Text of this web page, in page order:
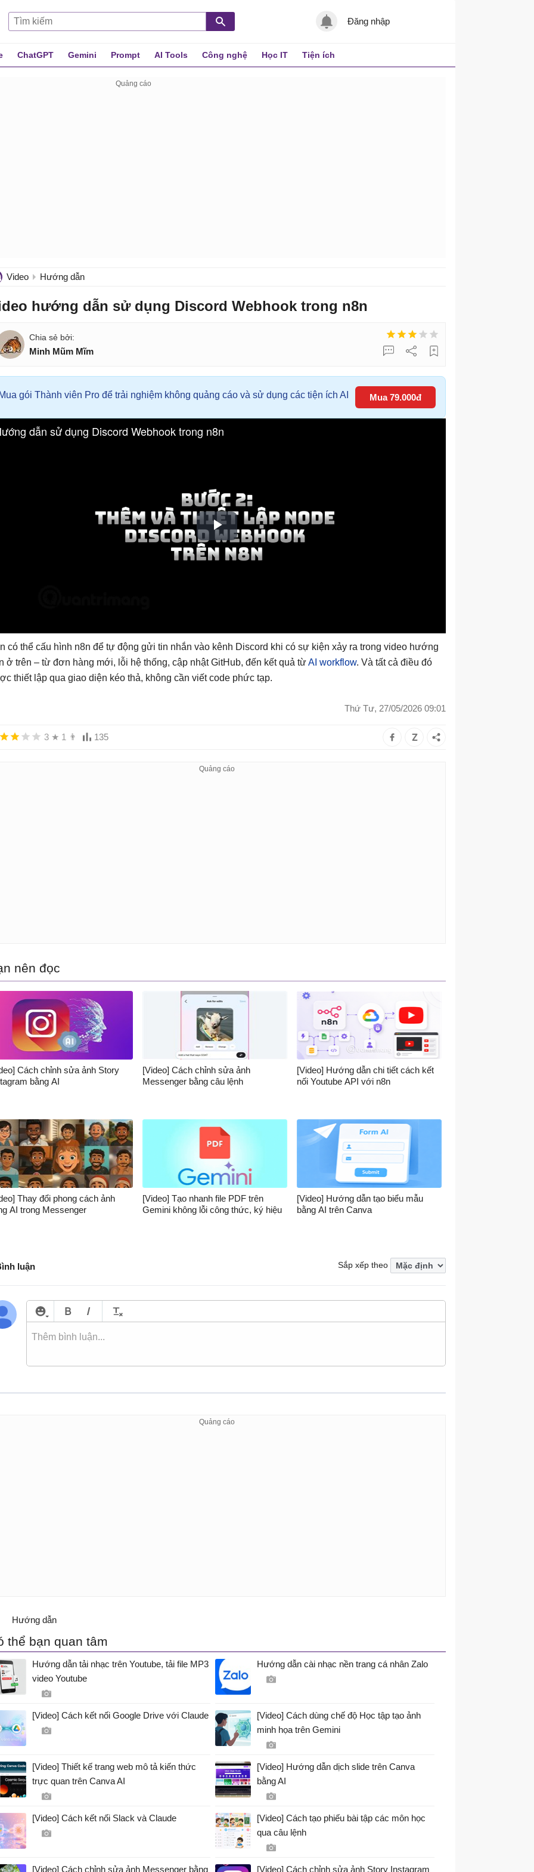
Đăng nhập
ChatGPT Gemini Prompt AI Tools Công nghệ Học IT Tiện ích
Video Hướng dẫn
hướng dẫn sử dụng Discord Webhook trong n8n
Minh Mũm Mĩm
gói Thành viên Pro để trải nghiệm không quảng cáo và sử dụng các tiện ích AI Mua 79.000đ
có thể cấu hình n8n để tự động gửi tin nhắn vào kênh Discord khi có sự kiện xảy ra trong video hướng
ở trên – từ đơn hàng mới, lỗi hệ thống, cập nhật GitHub, đến kết quả từAI workflow. Và tất cả điều đó
thiết lập qua giao diện kéo thả, không cần viết code phức tạp.
Thứ Tư, 27/05/2026 09:01
3 ★ 1 👨 135
nên đọc
Cách chỉnh sửa ảnh Story
bằng AI
[Video] Cách chỉnh sửa ảnh
Messenger bằng câu lệnh
[Video] Hướng dẫn chi tiết cách kết
nối Youtube API với n8n
Thay đổi phong cách ảnh
AI trong Messenger
[Video] Tạo nhanh file PDF trên
Gemini không lỗi công thức, ký hiệu
[Video] Hướng dẫn tạo biểu mẫu
bằng AI trên Canva
luận Sắp xếp theo
Hướng dẫn
thể bạn quan tâm
Hướng dẫn tải nhạc trên Youtube, tải file MP3
video Youtube
Hướng dẫn cài nhạc nền trang cá nhân Zalo
[Video] Cách kết nối Google Drive với Claude
[Video] Cách dùng chế độ Học tập tạo ảnh
minh họa trên Gemini
[Video] Thiết kế trang web mô tả kiến thức
trực quan trên Canva AI
[Video] Hướng dẫn dịch slide trên Canva
bằng AI
[Video] Cách kết nối Slack và Claude
[Video] Cách tạo phiếu bài tập các môn học
qua câu lệnh
[Video] Cách chỉnh sửa ảnh Messenger bằng [Video] Cách chỉnh sửa ảnh Story Instagram